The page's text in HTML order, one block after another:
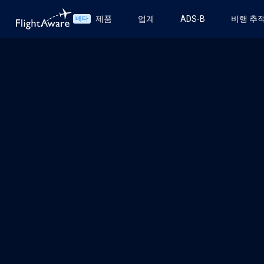
베타 제품 업계 ADS-B 비행 추